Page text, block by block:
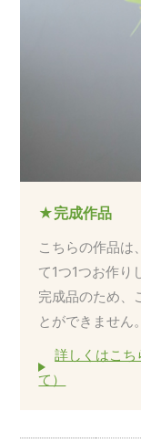
★完成作品
こちらの作品は
て1つ1つお作り
完成品のため、
とができません。
詳しくはこ
て）